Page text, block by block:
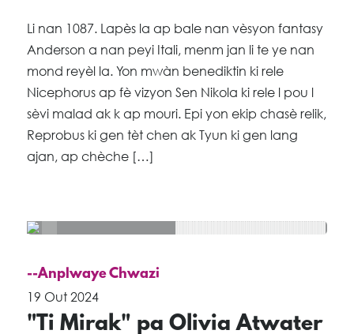
Li nan 1087. Lapès la ap bale nan vèsyon fantasy
Anderson a nan peyi Itali, menm jan li te ye nan
mond reyèl la. Yon mwàn benediktin ki rele
Nicephorus ap fè vizyon Sen Nikola ki rele l pou l
sèvi malad ak k ap mouri. Epi yon ekip chasè relik,
Reprobus ki gen tèt chen ak Tyun ki gen lang
ajan, ap chèche […]
--Anplwaye Chwazi
19 Out 2024
"Ti Mirak" pa Olivia Atwater